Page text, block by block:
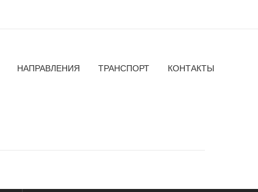
НАПРАВЛЕНИЯ ТРАНСПОРТ КОНТАКТЫ